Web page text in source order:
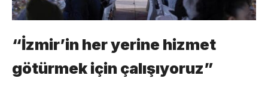
“İzmir’in her yerine hizmet
götürmek için çalışıyoruz”